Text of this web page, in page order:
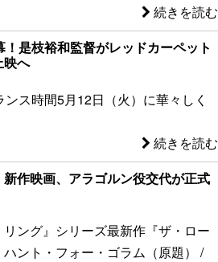
続きを読む
是枝裕和監督がレッドカーペット
映へ
ス時間5月12日（火）に華々しく
続きを読む
新作映画、アラゴルン役交代が正式
ング』シリーズ最新作『ザ・ロー
ント・フォー・ゴラム（原題） /